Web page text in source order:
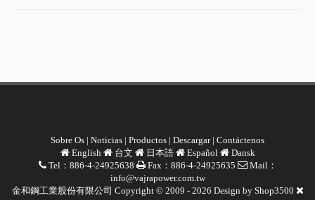
Sobre Os | Noticias | Productos | Descargar| Contáctenos
English
台文 日本語 Español
Dansk
Tel：886-4-24925638
Fax：886-4-24925635
Mail：
info@vajrapower.com.tw
金和鋼工業股份有限公司 Copyright © 2009 - 2026 Design by Shop3500